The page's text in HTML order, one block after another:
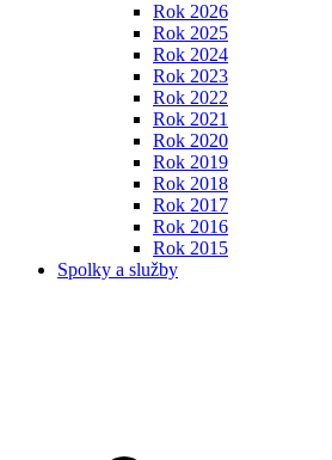
Rok 2026
Rok 2025
Rok 2024
Rok 2023
Rok 2022
Rok 2021
Rok 2020
Rok 2019
Rok 2018
Rok 2017
Rok 2016
Rok 2015
Spolky a služby